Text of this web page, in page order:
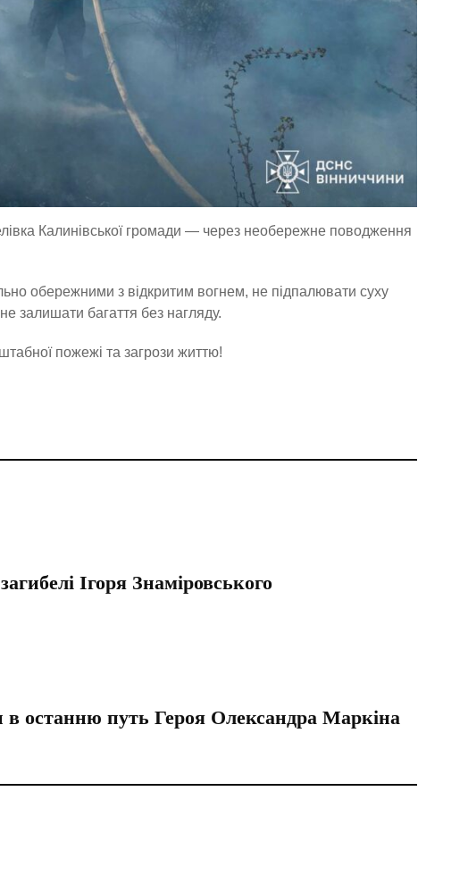
Калинівської громади — через необережне поводження
обережними з відкритим вогнем, не підпалювати суху
залишати багаття без нагляду.
пожежі та загрози життю!
Ігоря Знаміровського
останню путь Героя Олександра Маркіна